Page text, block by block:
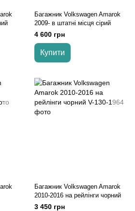
Багажник Volkswagen Amarok
2009- в штатні місця cірий
4 600 грн
Купити
Багажник Volkswagen Amarok
2010-2016 на рейлінги чорний
3 450 грн